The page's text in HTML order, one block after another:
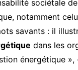
sociétale
notamment
savants : il
dans les
énergétique